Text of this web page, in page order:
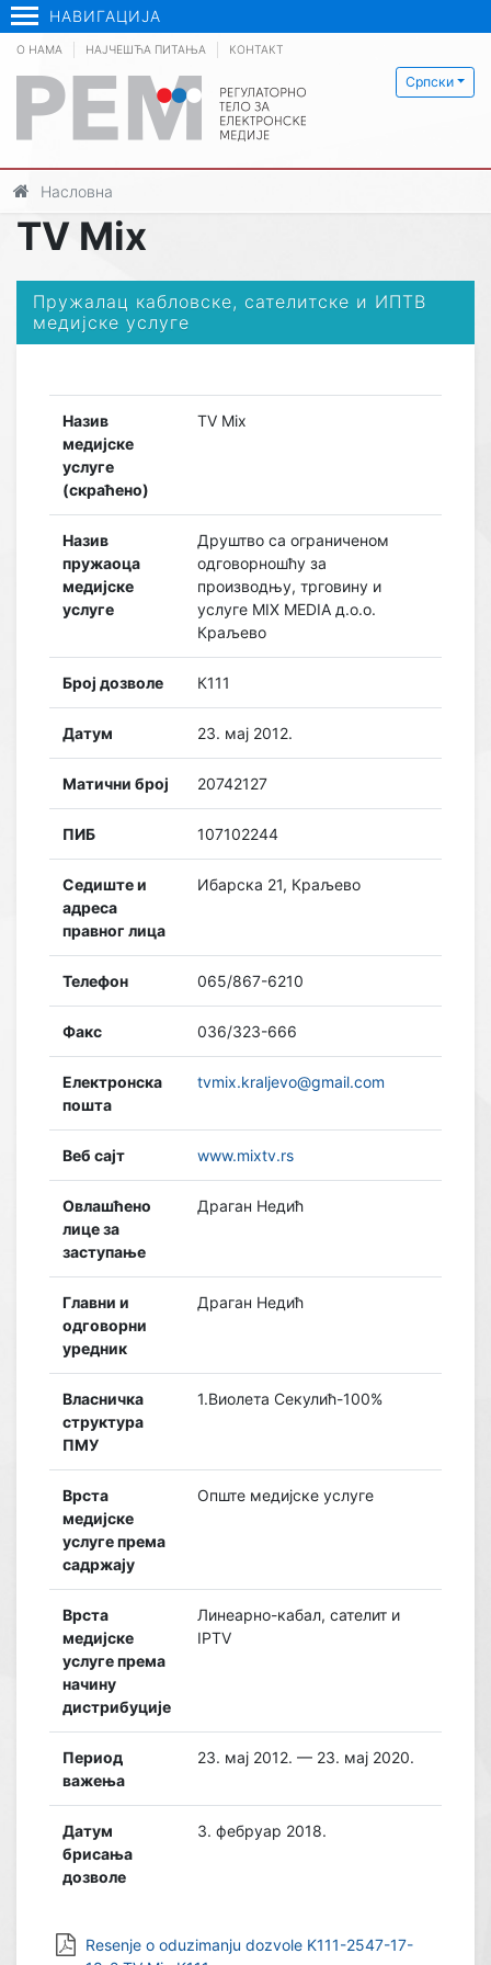
НАВИГАЦИЈА
Српски
О НАМА НАЈЧЕШЋА ПИТАЊА КОНТАКТ
Насловна
TV Mix
Пружалац кабловске, сателитске и ИПТВ
медијске услуге
Назив
медијске
услуге
(скраћено)
TV Mix
Назив
пружаоца
медијске
услуге
Друштво са ограниченом
одговорношћу за
производњу, трговину и
услуге MIX MEDIA д.о.о.
Краљево
Број дозволе К111
Датум 23. мај 2012.
Матични број 20742127
ПИБ 107102244
Седиште и
адреса
правног лица
Ибарска 21, Краљево
Телефон 065/867-6210
Факс 036/323-666
Електронска
пошта
tvmix.kraljevo@gmail.com
Веб сајт www.mixtv.rs
Овлашћено
лице за
заступање
Драган Недић
Главни и
одговорни
уредник
Драган Недић
Власничка
структура
ПМУ
1.Виолета Секулић-100%
Врста
медијске
услуге према
садржају
Опште медијске услуге
Врста
медијске
услуге према
начину
дистрибуције
Линеарно-кабал, сателит и
IPTV
Период
важења
23. мај 2012. — 23. мај 2020.
Датум
брисања
дозволе
3. фебруар 2018.
Resenje o oduzimanju dozvole K111-2547-17-